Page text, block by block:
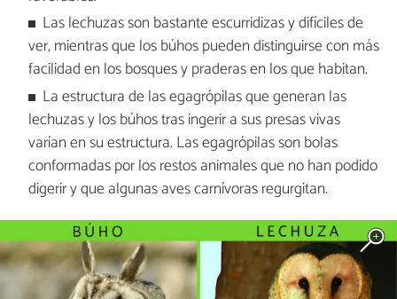
Las lechuzas son bastante escurridizas y difíciles de
ver, mientras que los búhos pueden distinguirse con más
facilidad en los bosques y praderas en los que habitan.
La estructura de las egagrópilas que generan las
lechuzas y los búhos tras ingerir a sus presas vivas
varían en su estructura. Las egagrópilas son bolas
conformadas por los restos animales que no han podido
digerir y que algunas aves carnívoras regurgitan.